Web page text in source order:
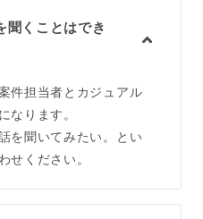
聞くことはでき
件担当者とカジュアル
なります。
を聞いてみたい。とい
せください。